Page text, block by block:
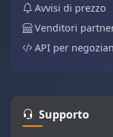
Avvisi di prezzo
Venditori
API per
Supporto